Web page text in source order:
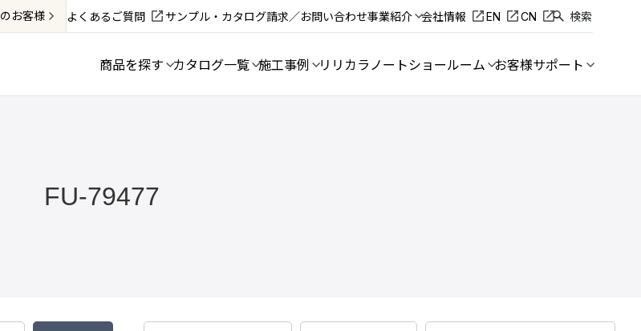
のお客様 よくあるご質問 サンプル・カタログ請求／お問い合わせ事業紹介 会社情報 EN CN 検索
商品を探す カタログ一覧 施工事例 リリカラノートショールーム お客様サポート
FU-79477